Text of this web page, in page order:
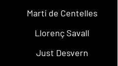
Martí de Centelles
Llorenç Savall
Just Desvern